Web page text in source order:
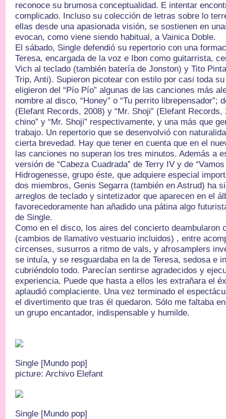
reconoce su brumosa conceptualidad. E intentar
complicado. Incluso su colección de letras sobre lo
ellas desde una apasionada visión, se sostienen en
evocan, como viene siendo habitual, a Vainica Doble.
El sábado, Single defendió su repertorio con una
Teresa, encargada de la voz e Ibon como guitarrista,
Vich al teclado (también batería de Jonston) y Tito
Trip, Anti). Supieron picotear con estilo por casi toda
eligieron del “Pío Pío” algunas de las canciones más
nombre al disco, “Honey” o “Tu perrito librepensador”;
(Elefant Records, 2008) y “Mr. Shoji” (Elefant Records,
chino” y “Mr. Shoji” respectivamente, y una más que
trabajo. Un repertorio que se desenvolvió con
cierta brevedad. Hay que tener en cuenta que en el
las canciones no superan los tres minutos. Además a
versión de “Cabeza Cuadrada” de Terry IV y de
Hidrogenesse, grupo éste, que adquiere especial
dos miembros, Genis Segarra (también en Astrud) ha
arreglos de teclado y sintetizador que aparecen en el
favorecedoramente han añadido una pátina algo
de Single.
Como en el disco, los aires del concierto deambularon
(cambios de llamativo vestuario incluidos) , entre
circenses, susurros a ritmo de vals, y afrosamplers
se intuía, y se resguardaba en la de Teresa, sedosa e
cubriéndolo todo. Parecían sentirse agradecidos y
experiencia. Puede que hasta a ellos les extrañara el
aplaudió complaciente. Una vez terminado el
el divertimento que tras él quedaron. Sólo me faltaba
un grupo encantador, indispensable y humilde.
Single [Mundo pop]
picture: Archivo Elefant
Single [Mundo pop]